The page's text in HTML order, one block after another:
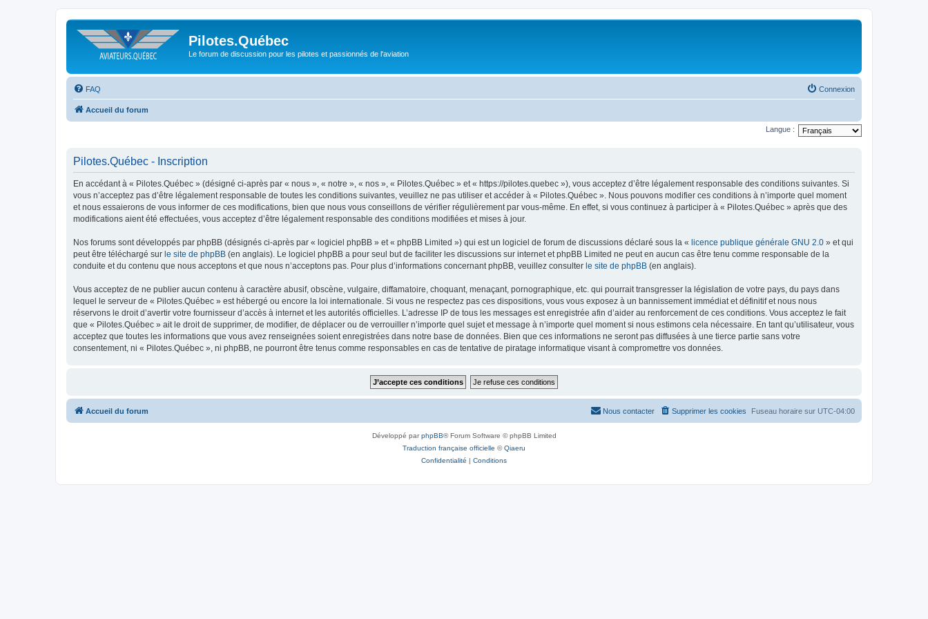
Pilotes.Québec
Le forum de discussion pour les pilotes et passionnés de l'aviation
FAQ Connexion
Accueil du forum
Langue :
Pilotes.Québec - Inscription
En accédant à « Pilotes.Québec » (désigné ci-après par « nous », « notre », « nos », « Pilotes.Québec » et « https://pilotes.quebec »), vous acceptez d’être légalement responsable des conditions suivantes. Si
vous n’acceptez pas d’être légalement responsable de toutes les conditions suivantes, veuillez ne pas utiliser et accéder à « Pilotes.Québec ». Nous pouvons modifier ces conditions à n’importe quel moment
et nous essaierons de vous informer de ces modifications, bien que nous vous conseillons de vérifier régulièrement par vous-même. En effet, si vous continuez à participer à « Pilotes.Québec » après que des
modifications aient été effectuées, vous acceptez d’être légalement responsable des conditions modifiées et mises à jour.
Nos forums sont développés par phpBB (désignés ci-après par « logiciel phpBB » et « phpBB Limited ») qui est un logiciel de forum de discussions déclaré sous la « licence publique générale GNU 2.0 » et qui
peut être téléchargé sur le site de phpBB (en anglais). Le logiciel phpBB a pour seul but de faciliter les discussions sur internet et phpBB Limited ne peut en aucun cas être tenu comme responsable de la
conduite et du contenu que nous acceptons et que nous n’acceptons pas. Pour plus d’informations concernant phpBB, veuillez consulter le site de phpBB (en anglais).
Vous acceptez de ne publier aucun contenu à caractère abusif, obscène, vulgaire, diffamatoire, choquant, menaçant, pornographique, etc. qui pourrait transgresser la législation de votre pays, du pays dans
lequel le serveur de « Pilotes.Québec » est hébergé ou encore la loi internationale. Si vous ne respectez pas ces dispositions, vous vous exposez à un bannissement immédiat et définitif et nous nous
réservons le droit d’avertir votre fournisseur d’accès à internet et les autorités officielles. L’adresse IP de tous les messages est enregistrée afin d’aider au renforcement de ces conditions. Vous acceptez le fait
que « Pilotes.Québec » ait le droit de supprimer, de modifier, de déplacer ou de verrouiller n’importe quel sujet et message à n’importe quel moment si nous estimons cela nécessaire. En tant qu’utilisateur, vous
acceptez que toutes les informations que vous avez renseignées soient enregistrées dans notre base de données. Bien que ces informations ne seront pas diffusées à une tierce partie sans votre
consentement, ni « Pilotes.Québec », ni phpBB, ne pourront être tenus comme responsables en cas de tentative de piratage informatique visant à compromettre vos données.
Accueil du forum Fuseau horaire sur UTC-04:00
Supprimer les cookies
Nous contacter
Développé parphpBB® Forum Software © phpBB Limited
Traduction française officielle ©Qiaeru
Confidentialité | Conditions